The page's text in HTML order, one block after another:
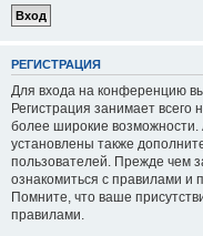
РЕГИСТРАЦИЯ
Для входа на конференцию
Регистрация занимает всего
более широкие
установлены также
пользователей. Прежде чем
ознакомиться с правилами и
Помните, что ваше
правилами.